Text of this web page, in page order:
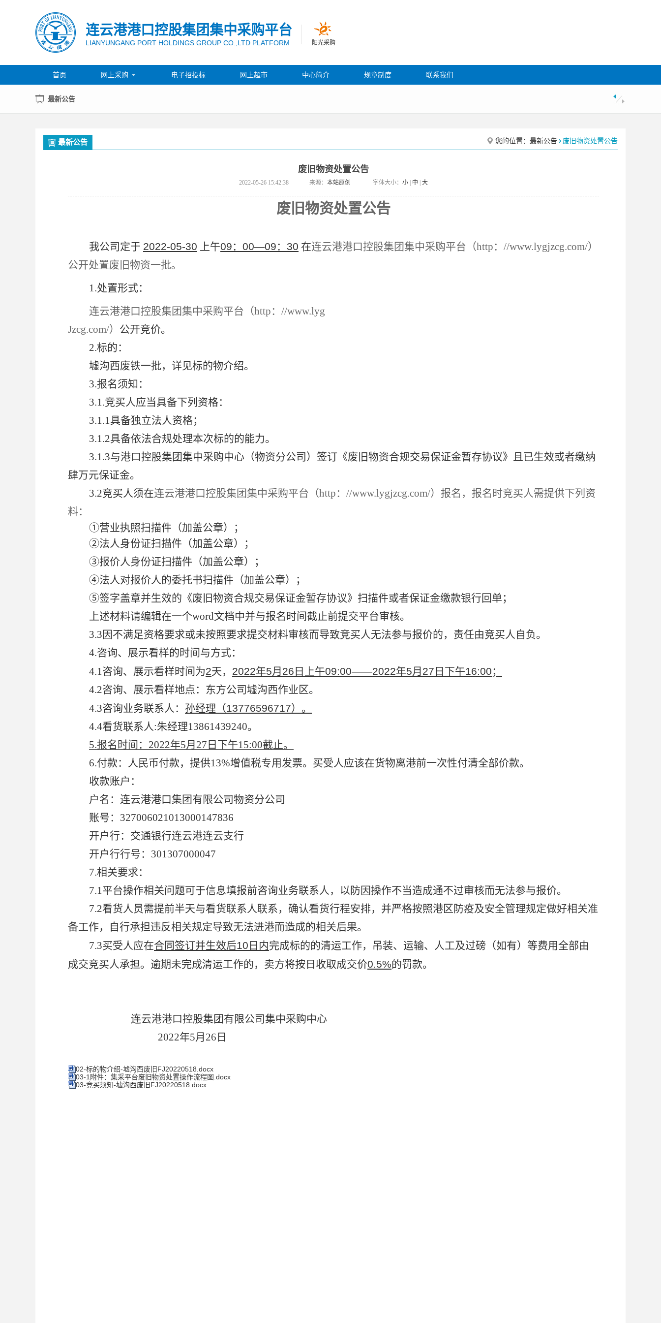
连云港港口控股集团集中采购平台
LIANYUNGANG PORT HOLDINGS GROUP CO.,LTD PLATFORM 阳光采购
首页 网上采购  电子招投标 网上超市 中心简介 规章制度 联系我们
最新公告
最新公告 您的位置： 最新公告 废旧物资处置公告
废旧物资处置公告
2022-05-26 15:42:38 来源： 本站原创 字体大小： 小 中 大
废旧物资处置公告
我公司定于 2022-05-30 上午09：00—09：30 在连云港港口控股集团集中采购平台（http：//www.lygjzcg.com/）
公开处置废旧物资一批。
1.处置形式：
连云港港口控股集团集中采购平台（http：//www.lyg
Jzcg.com/） 公开竞价。
2.标的：
墟沟西废铁一批，详见标的物介绍。
3.报名须知：
3.1.竞买人应当具备下列资格：
3.1.1具备独立法人资格；
3.1.2具备依法合规处理本次标的的能力。
3.1.3与港口控股集团集中采购中心（物资分公司）签订《废旧物资合规交易保证金暂存协议》且已生效或者缴纳
肆万元保证金。
3.2竞买人须在连云港港口控股集团集中采购平台（http：//www.lygjzcg.com/）报名，报名时竞买人需提供下列资
料：
①营业执照扫描件（加盖公章）；
②法人身份证扫描件（加盖公章）；
③报价人身份证扫描件（加盖公章）；
④法人对报价人的委托书扫描件（加盖公章）；
⑤签字盖章并生效的《废旧物资合规交易保证金暂存协议》扫描件或者保证金缴款银行回单；
上述材料请编辑在一个word文档中并与报名时间截止前提交平台审核。
3.3因不满足资格要求或未按照要求提交材料审核而导致竞买人无法参与报价的，责任由竞买人自负。
4.咨询、展示看样的时间与方式：
4.1咨询、展示看样时间为2天， 2022年5月26日上午09:00——2022年5月27日下午16:00；
4.2咨询、展示看样地点：东方公司墟沟西作业区。
4.3咨询业务联系人： 孙经理（13776596717）。
4.4看货联系人:朱经理13861439240。
5.报名时间：2022年5月27日下午15:00截止。
6.付款：人民币付款，提供13%增值税专用发票。买受人应该在货物离港前一次性付清全部价款。
收款账户：
户名：连云港港口集团有限公司物资分公司
账号：327006021013000147836
开户行：交通银行连云港连云支行
开户行行号：301307000047
7.相关要求：
7.1平台操作相关问题可于信息填报前咨询业务联系人，以防因操作不当造成通不过审核而无法参与报价。
7.2看货人员需提前半天与看货联系人联系，确认看货行程安排，并严格按照港区防疫及安全管理规定做好相关准
备工作，自行承担违反相关规定导致无法进港而造成的相关后果。
7.3买受人应在合同签订并生效后10日内完成标的的清运工作，吊装、运输、人工及过磅（如有）等费用全部由
成交竞买人承担。逾期未完成清运工作的，卖方将按日收取成交价0.5%的罚款。
连云港港口控股集团有限公司集中采购中心
2022年5月26日
02-标的物介绍-墟沟西废旧FJ20220518.docx
03-1附件：集采平台废旧物资处置操作流程图.docx
03-竞买须知-墟沟西废旧FJ20220518.docx